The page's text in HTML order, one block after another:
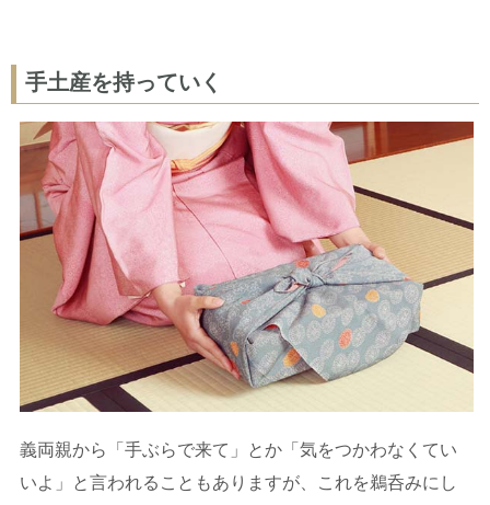
手土産を持っていく
義両親から「手ぶらで来て」とか「気をつかわなくてい
いよ」と言われることもありますが、これを鵜呑みにし